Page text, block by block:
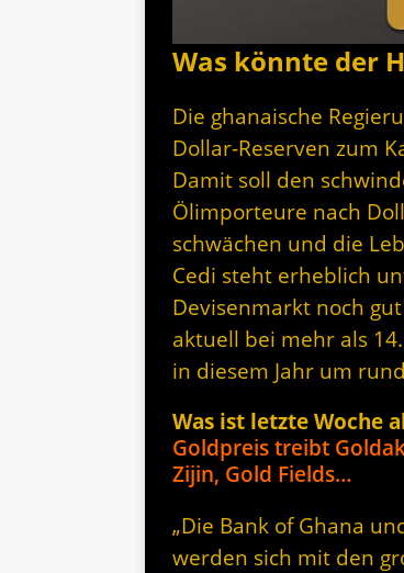
Was könnte der
Die ghanaische
Dollar-Reserven zum
Damit soll den
Ölimporteure nach
schwächen und die
Cedi steht erheblich
Devisenmarkt noch
aktuell bei mehr als
in diesem Jahr um
Was ist letzte Woche
Goldpreis treibt
Zijin, Gold Fields…
„Die Bank of Ghana
werden sich mit den